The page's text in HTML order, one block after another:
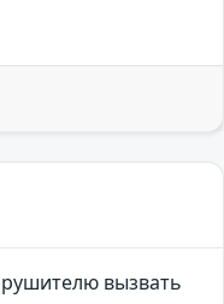
вызвать